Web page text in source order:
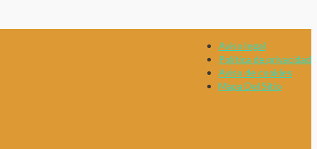
Aviso legal
Política de privacidad
Aviso de cookies
Mapa Del Sitio